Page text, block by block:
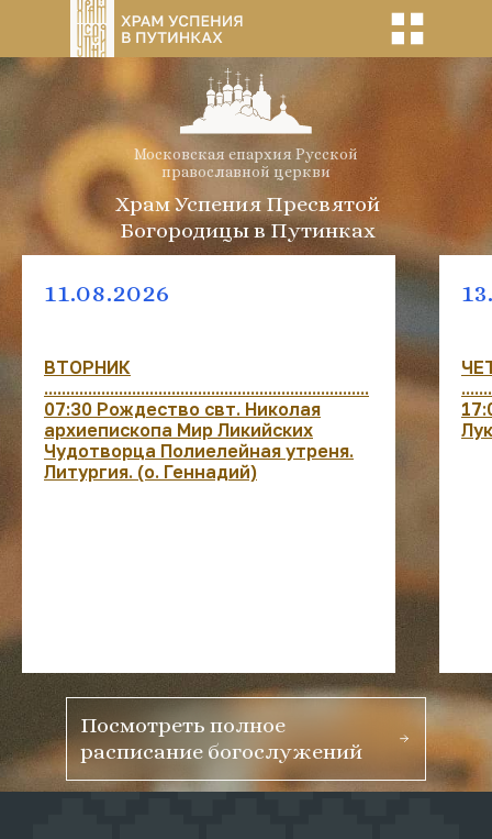
Храм Успения Пресвятой
Богородицы в Путинках
Московская епархия Русской
православной церкви
11.08.2026
ВТОРНИК
..........................................................................
07:30 Рождество свт. Николая
архиепископа Мир Ликийских
Чудотворца Полиелейная утреня.
Литургия. (о. Геннадий)
Посмотреть полное
расписание богослужений